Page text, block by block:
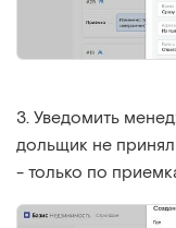
3. Уведомить
дольщик не
- только по